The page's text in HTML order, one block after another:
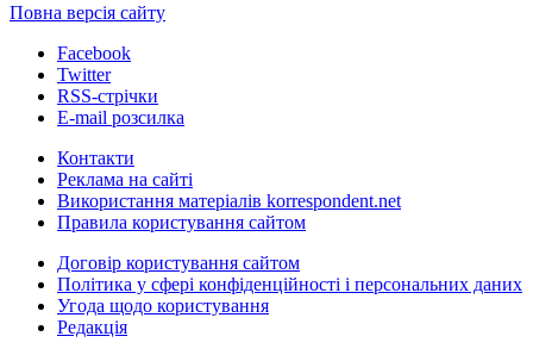
Повна версія сайту
Facebook
Twitter
RSS-стрічки
E-mail розсилка
Контакти
Реклама на сайті
Використання матеріалів korrespondent.net
Правила користування сайтом
Договір користування сайтом
Політика у сфері конфіденційності і персональних даних
Угода щодо користування
Редакція